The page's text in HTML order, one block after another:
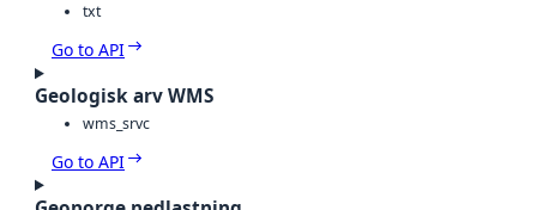
txt
Go to API
Geologisk arv WMS
wms_srvc
Go to API